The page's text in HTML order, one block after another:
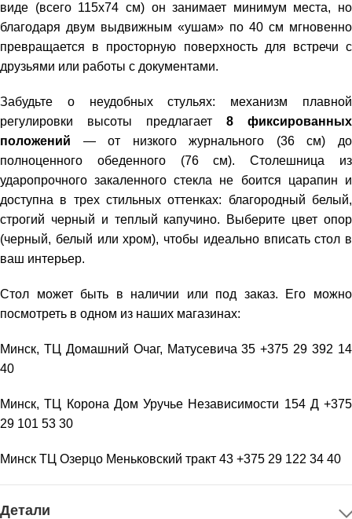
виде (всего 115х74 см) он занимает минимум места, но
благодаря двум выдвижным «ушам» по 40 см мгновенно
превращается в просторную поверхность для встречи с
друзьями или работы с документами.
Забудьте о неудобных стульях: механизм плавной
регулировки высоты предлагает 8 фиксированных
положений — от низкого журнального (36 см) до
полноценного обеденного (76 см). Столешница из
ударопрочного закаленного стекла не боится царапин и
доступна в трех стильных оттенках: благородный белый,
строгий черный и теплый капучино. Выберите цвет опор
(черный, белый или хром), чтобы идеально вписать стол в
ваш интерьер.
Стол может быть в наличии или под заказ. Его можно
посмотреть в одном из наших магазинах:
Минск, ТЦ Домашний Очаг, Матусевича 35 +375 29 392 14
40
Минск, ТЦ Корона Дом Уручье Независимости 154 Д +375
29 101 53 30
Минск ТЦ Озерцо Меньковский тракт 43 +375 29 122 34 40
Детали